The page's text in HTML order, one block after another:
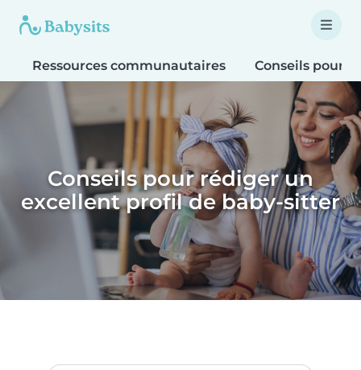
Ressources communautaires Conseils pour
Conseils pour rédiger un
excellent profil de baby-sitter